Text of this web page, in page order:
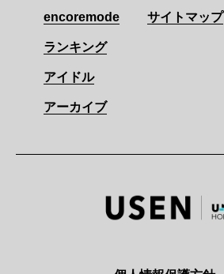
encoremode
ランキング
アイドル
アーカイブ
サイトマップ